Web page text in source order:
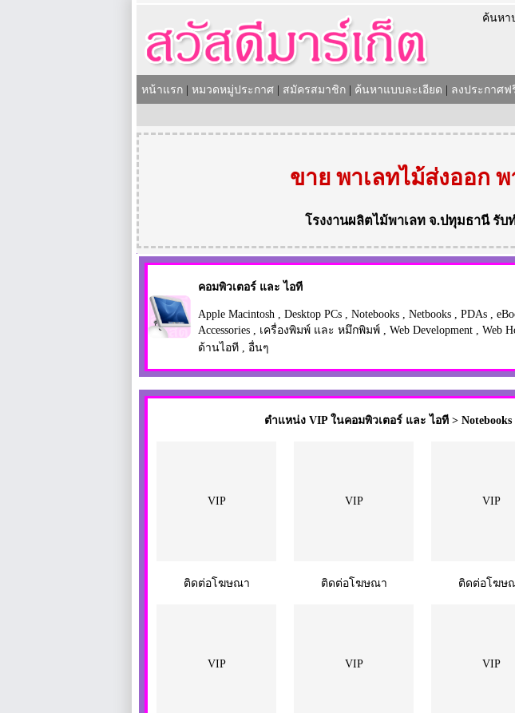
ค้นหา
หน้าแรก หมวดหมู่ประกาศ สมัครสมาชิก ค้นหาแบบละเอียด ลงประกาศฟ
ขาย พาเลทไม้ส่งออก
โรงงานผลิตไม้พาเลท จ.ปทุมธานี รับ
คอมพิวเตอร์ และ ไอที
Apple Macintosh Desktop PCs Notebooks Netbooks PDAs
Accessories
เครื่องพิมพ์ และ หมึกพิมพ์ Web Development Web
ด้านไอที
อื่นๆ
ตำแหน่ง VIP ในคอมพิวเตอร์ และ ไอที >
VIP
ติดต่อโฆษณา
VIP
ติดต่อโฆษณา
VIP
ติดต่อโฆษ
VIP VIP VIP